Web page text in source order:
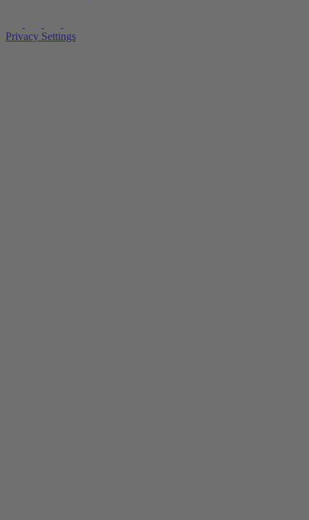
Privacy Settings